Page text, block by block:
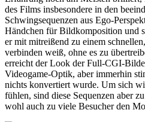
des Films insbesondere in den
Schwingsequenzen aus Ego-
Händchen für Bildkomposition und
er mit mitreißend zu einem
verbinden weiß, ohne es zu
erreicht der Look der Full-CGI-
Videogame-Optik, aber immerhin
nichts konvertiert wurde. Um sich
fühlen, sind diese Sequenzen aber
wohl auch zu viele Besucher den